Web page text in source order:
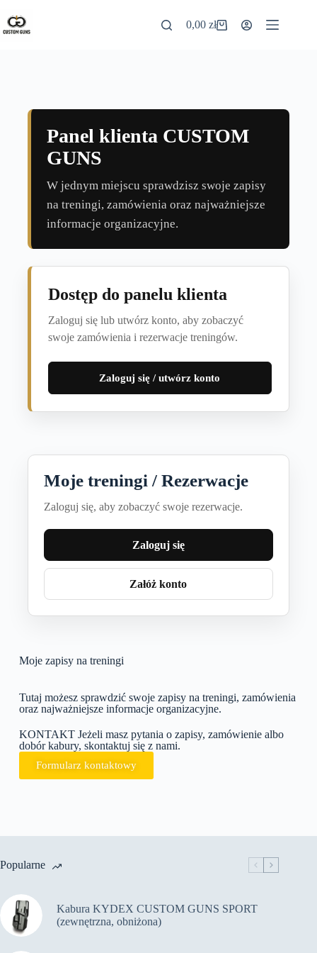
0,00zł
Panel klienta CUSTOM
GUNS
W jednym miejscu sprawdzisz swoje zapisy
na treningi, zamówienia oraz najważniejsze
informacje organizacyjne.
Dostęp do panelu klienta
Zaloguj się lub utwórz konto, aby zobaczyć
swoje zamówienia i rezerwacje treningów.
Zaloguj się / utwórz konto
Moje treningi / Rezerwacje
Zaloguj się, aby zobaczyć swoje rezerwacje.
Zaloguj się
Załóż konto
Moje zapisy na treningi
Tutaj możesz sprawdzić swoje zapisy na treningi, zamówienia
oraz najważniejsze informacje organizacyjne.
KONTAKT Jeżeli masz pytania o zapisy, zamówienie albo
dobór kabury, skontaktuj się z nami.
Formularz kontaktowy
Popularne
Kabura KYDEX CUSTOM GUNS SPORT
(zewnętrzna, obniżona)